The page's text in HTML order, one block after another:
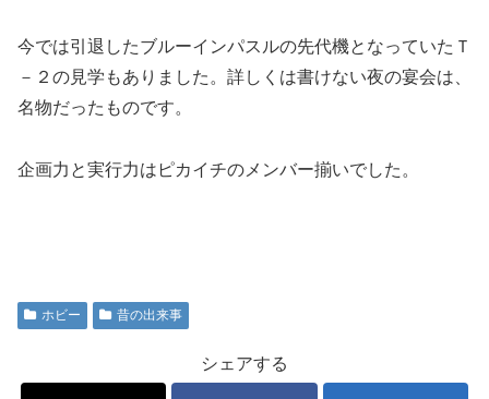
今では引退したブルーインパスルの先代機となっていたＴ
－２の見学もありました。詳しくは書けない夜の宴会は、
名物だったものです。
企画力と実行力はピカイチのメンバー揃いでした。
ホビー 昔の出来事
シェアする